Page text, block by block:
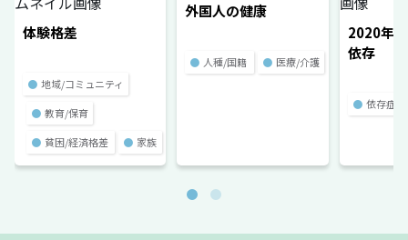
体験格差
● 地域/コミュニティ
● 教育/保育
● 貧困/経済格差 ● 家族
外国人の健康
● 人種/国籍 ● 医療/介護
2020年
依存
● 依存症